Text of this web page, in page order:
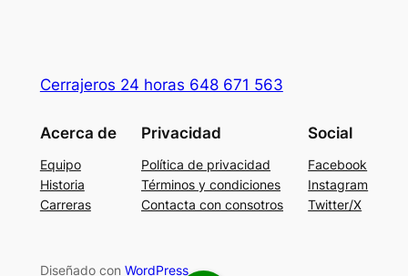
Cerrajeros 24 horas 648 671 563
Acerca de
Equipo
Historia
Carreras
Privacidad
Política de privacidad
Términos y condiciones
Contacta con consotros
Social
Facebook
Instagram
Twitter/X
Diseñado con WordPress